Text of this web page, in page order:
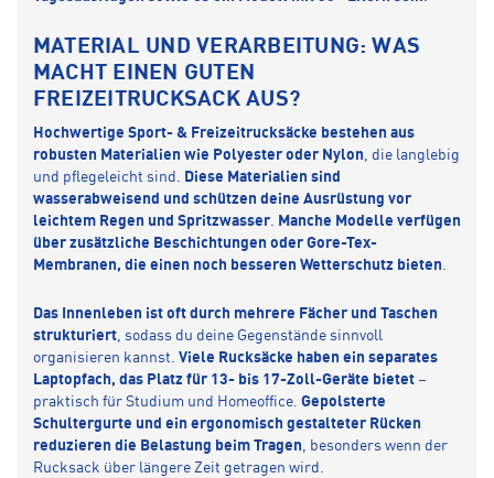
MATERIAL UND VERARBEITUNG: WAS
MACHT EINEN GUTEN
FREIZEITRUCKSACK AUS?
Hochwertige Sport- & Freizeitrucksäcke bestehen aus
robusten Materialien wie Polyester oder Nylon, die langlebig
und pflegeleicht sind. Diese Materialien sind
wasserabweisend und schützen deine Ausrüstung vor
leichtem Regen und Spritzwasser. Manche Modelle verfügen
über zusätzliche Beschichtungen oder Gore-Tex-
Membranen, die einen noch besseren Wetterschutz bieten.
Das Innenleben ist oft durch mehrere Fächer und Taschen
strukturiert, sodass du deine Gegenstände sinnvoll
organisieren kannst. Viele Rucksäcke haben ein separates
Laptopfach, das Platz für 13- bis 17-Zoll-Geräte bietet –
praktisch für Studium und Homeoffice. Gepolsterte
Schultergurte und ein ergonomisch gestalteter Rücken
reduzieren die Belastung beim Tragen, besonders wenn der
Rucksack über längere Zeit getragen wird.